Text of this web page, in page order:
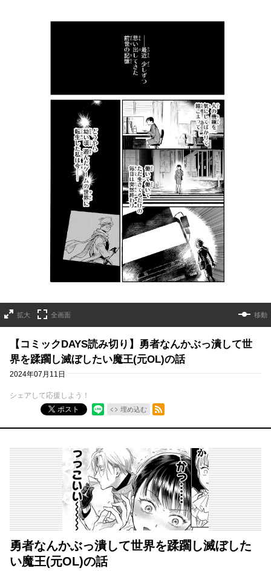
拡大 全画面 移動
【コミックDAYS読み切り】勇者なんかぶっ潰して世
界を蹂躙し滅ぼしたい魔王(元OL)の話
2024年07月11日
シェアして応援しよう！
ポスト
埋め込む
RSSフィード
勇者なんかぶっ潰して世界を蹂躙し滅ぼした
い魔王(元OL)の話